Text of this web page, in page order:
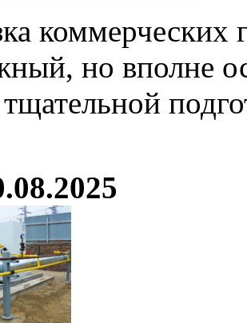
но вполне
тщательной